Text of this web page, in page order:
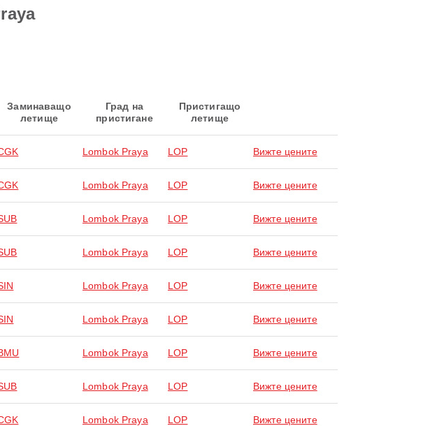
Заминаващо
летище
Град на
пристигане
Пристигащо
летище
Lombok Praya LOP Вижте цените
Lombok Praya LOP Вижте цените
Lombok Praya LOP Вижте цените
Lombok Praya LOP Вижте цените
Lombok Praya LOP Вижте цените
Lombok Praya LOP Вижте цените
Lombok Praya LOP Вижте цените
Lombok Praya LOP Вижте цените
Lombok Praya LOP Вижте цените